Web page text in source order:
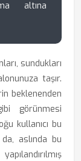
altına
sundukları
taşır.
beklenenden
görünmesi
kullanıcı bu
aslında bu